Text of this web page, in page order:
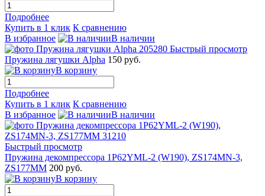
Подробнее
Купить в 1 клик К сравнению
В избранное
В наличии
Быстрый просмотр
Пружина лягушки Alpha 150 руб.
В корзину
Подробнее
Купить в 1 клик К сравнению
В избранное
В наличии
Быстрый просмотр
Пружина декомпрессора 1P62YML-2 (W190), ZS174MN-3,
ZS177MM 200 руб.
В корзину